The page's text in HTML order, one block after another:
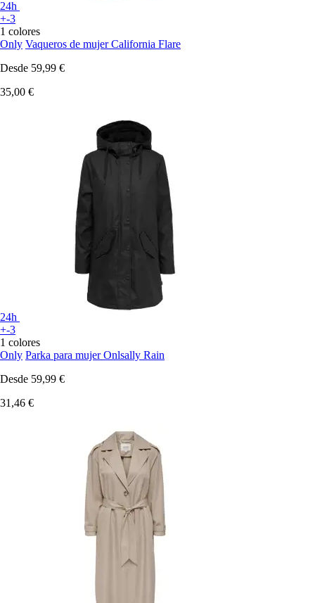
24h
+-3
1 colores
Only Vaqueros de mujer California Flare
Desde 59,99 €
35,00 €
24h
+-3
1 colores
Only Parka para mujer Onlsally Rain
Desde 59,99 €
31,46 €